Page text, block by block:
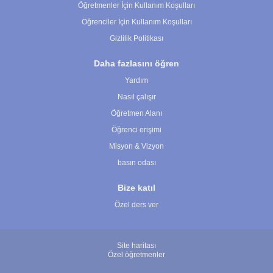
Öğretmenler İçin Kullanım Koşulları
Öğrenciler İçin Kullanım Koşulları
Gizlilik Politikası
Daha fazlasını öğren
Yardım
Nasıl çalışır
Öğretmen Alanı
Öğrenci erişimi
Misyon & Vizyon
basın odası
Bize katıl
Özel ders ver
Site haritası
Özel öğretmenler